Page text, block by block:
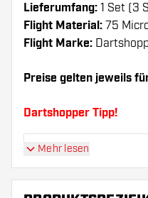
Lieferumfang: 1 Set (3
Flight Material: 75
Flight Marke:
Preise gelten jeweils
Dartshopper Tipp!
Sorgen Sie für
Shafts. Diese
Mehr lesen